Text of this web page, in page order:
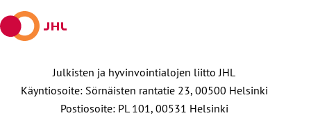
Julkisten ja hyvinvointialojen liitto JHL
Käyntiosoite: Sörnäisten rantatie 23, 00500 Helsinki
Postiosoite: PL 101, 00531 Helsinki